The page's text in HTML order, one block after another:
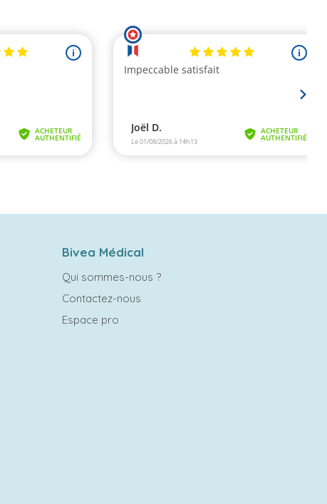
Bivea Médical
Qui sommes-nous ?
Contactez-nous
Espace pro